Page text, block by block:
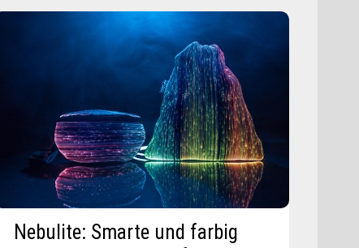
Nebulite: Smarte und farbig